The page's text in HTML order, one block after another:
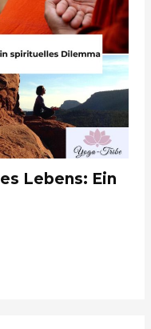
Lebens: Ein